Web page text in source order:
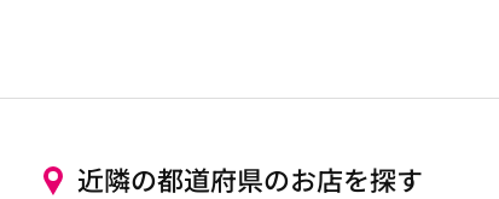
近隣の都道府県のお店を探す